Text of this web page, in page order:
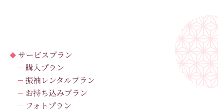
サービスプラン
購入プラン
振袖レンタルプラン
お持ち込みプラン
フォトプラン